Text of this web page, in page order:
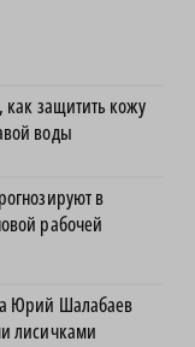
как защитить кожу
воды
в
рабочей
Юрий Шалабаев
лисичками